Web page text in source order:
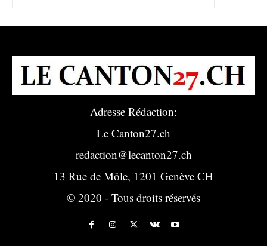
Adresse Rédaction:
Le Canton27.ch
redaction@lecanton27.ch
13 Rue de Môle, 1201 Genève CH
© 2020 - Tous droits réservés